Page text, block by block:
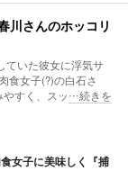
川さんのホッコリ
ていた彼女に浮気サ
食女子(?)の白石さ
すく、スッ…続きを
女子に美味しく『捕